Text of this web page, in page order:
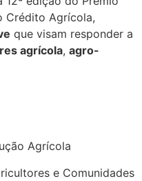
Crédito Agrícola,
que visam responder a
agrícola, agro-
Agrícola
e Comunidades